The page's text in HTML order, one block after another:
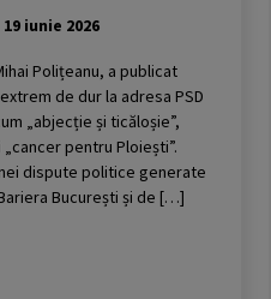
19 iunie 2026
Polițeanu, a publicat
de dur la adresa PSD
„abjecție și ticăloșie”,
pentru Ploiești”.
dispute politice generate
București și de […]